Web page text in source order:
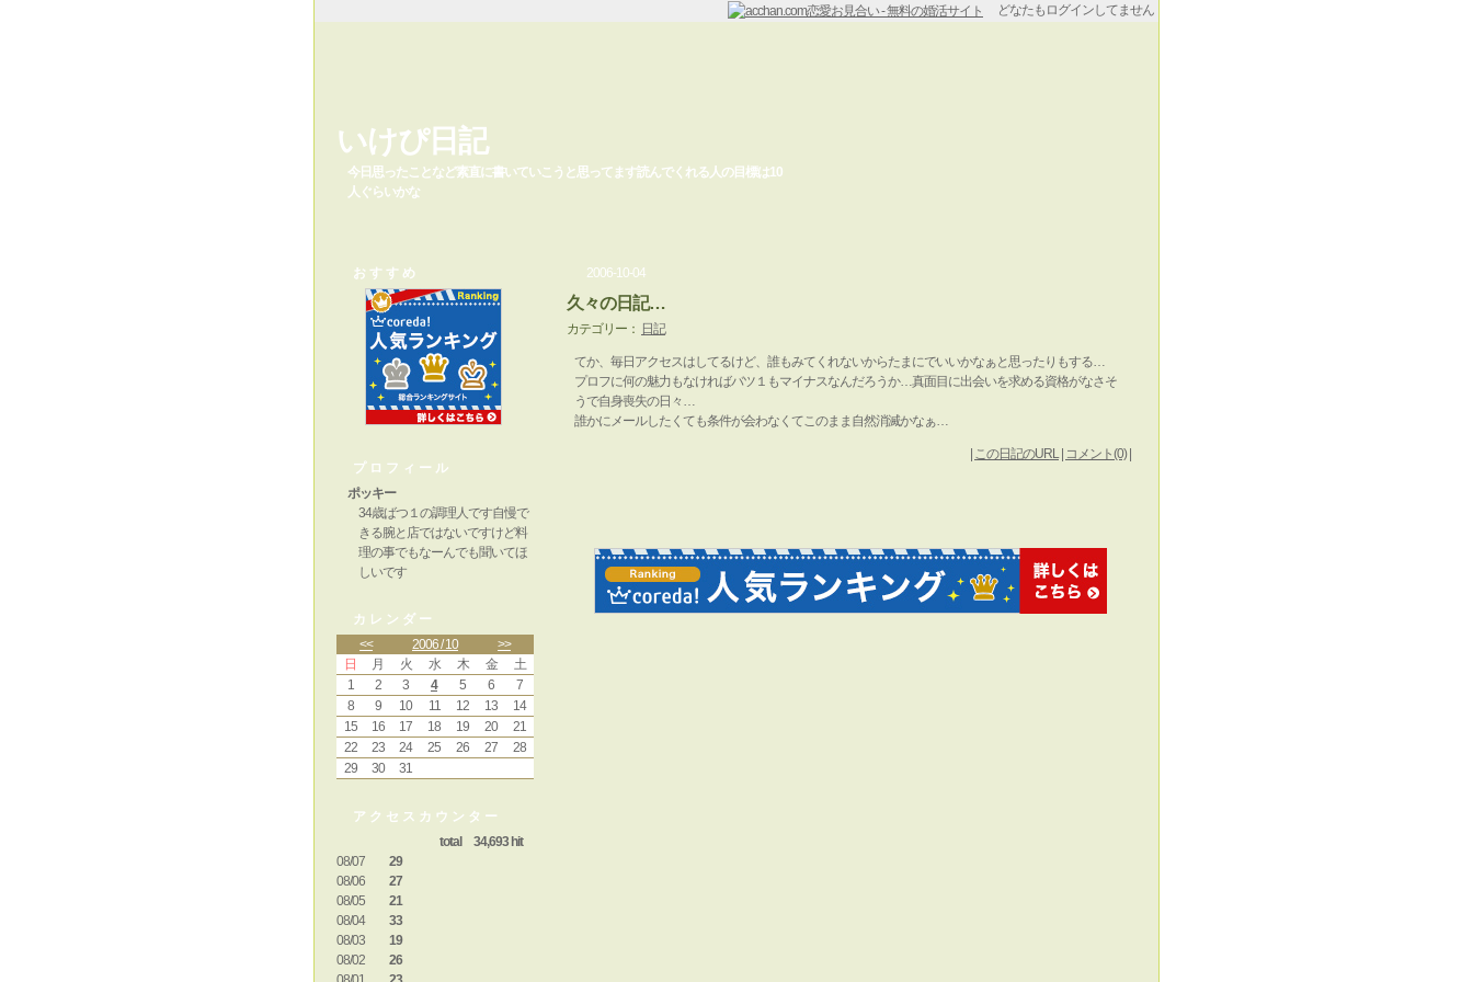
どなたもログインしてません
いけぴ日記
今日思ったことなど素直に書いていこうと思ってます読んでくれる人の目標は10
人ぐらいかな
おすすめ
プロフィール
ポッキー
34歳ばつ１の調理人です自慢で
きる腕と店ではないですけど料
理の事でもなーんでも聞いてほ
しいです
カレンダー
<<
2006 / 10
>>
日
月 火 水 木 金
土
1
2 3 4 5 6
7
8
9 10 11 12 13
14
15
16 17 18 19 20
21
22
23 24 25 26 27
28
29
30 31
アクセスカウンター
total 34,693 hit
08/07
29
08/06
27
08/05
21
08/04
33
08/03
19
08/02
26
2006-10-04
久々の日記…
カテゴリー： 日記
てか、毎日アクセスはしてるけど、誰もみてくれないからたまにでいいかなぁと思ったりもする…
プロフに何の魅力もなければバツ１もマイナスなんだろうか…真面目に出会いを求める資格がなさそ
うで自身喪失の日々…
誰かにメールしたくても条件が会わなくてこのまま自然消滅かなぁ…
この日記のURL| コメント(0)|